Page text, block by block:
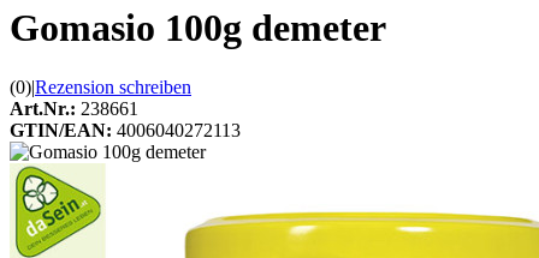
Gomasio 100g demeter
(0)|Rezension schreiben
Art.Nr.: 238661
GTIN/EAN: 4006040272113